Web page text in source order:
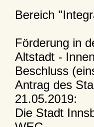
Bereich
Förderung in
Altstadt -
Beschluss
Antrag des
21.05.2019:
Die Stadt